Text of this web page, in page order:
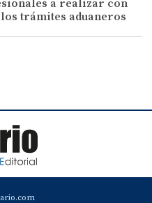
a realizar con
trámites aduaneros